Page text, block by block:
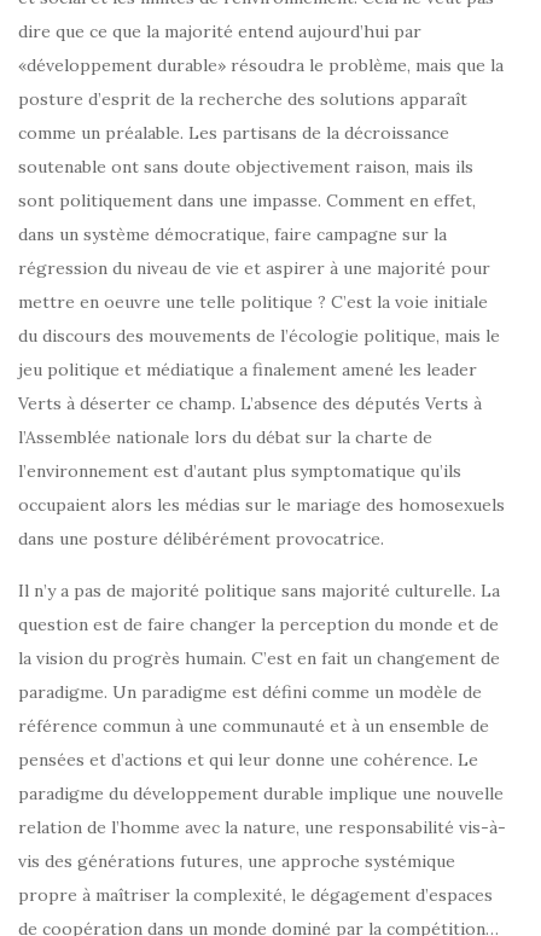
dire que ce que la majorité entend aujourd’hui par
«développement durable» résoudra le problème, mais que la
posture d’esprit de la recherche des solutions apparaît
comme un préalable. Les partisans de la décroissance
soutenable ont sans doute objectivement raison, mais ils
sont politiquement dans une impasse. Comment en effet,
dans un système démocratique, faire campagne sur la
régression du niveau de vie et aspirer à une majorité pour
mettre en oeuvre une telle politique ? C’est la voie initiale
du discours des mouvements de l’écologie politique, mais le
jeu politique et médiatique a finalement amené les leader
Verts à déserter ce champ. L’absence des députés Verts à
l’Assemblée nationale lors du débat sur la charte de
l’environnement est d’autant plus symptomatique qu’ils
occupaient alors les médias sur le mariage des homosexuels
dans une posture délibérément provocatrice.
Il n’y a pas de majorité politique sans majorité culturelle. La
question est de faire changer la perception du monde et de
la vision du progrès humain. C’est en fait un changement de
paradigme. Un paradigme est défini comme un modèle de
référence commun à une communauté et à un ensemble de
pensées et d’actions et qui leur donne une cohérence. Le
paradigme du développement durable implique une nouvelle
relation de l’homme avec la nature, une responsabilité vis-à-
vis des générations futures, une approche systémique
propre à maîtriser la complexité, le dégagement d’espaces
de coopération dans un monde dominé par la compétition…